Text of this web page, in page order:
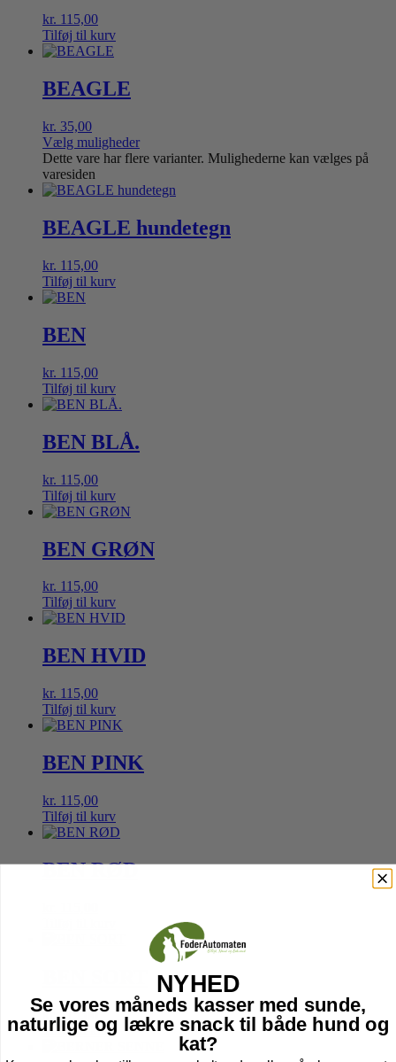
kr. 115,00
Tilføj til kurv
BEAGLE
kr. 35,00
Vælg muligheder
Dette vare har flere varianter. Mulighederne kan vælges på
varesiden
BEAGLE hundetegn
kr. 115,00
Tilføj til kurv
BEN
kr. 115,00
Tilføj til kurv
BEN BLÅ.
kr. 115,00
Tilføj til kurv
BEN GRØN
kr. 115,00
Tilføj til kurv
BEN HVID
kr. 115,00
Tilføj til kurv
BEN PINK
kr. 115,00
Tilføj til kurv
BEN RØD
kr. 115,00
Tilføj til kurv
NYHED
Se vores måneds kasser med sunde,
naturlige og lækre snack til både hund og
kat?